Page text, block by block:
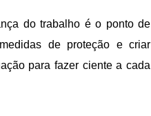
do trabalho é o ponto de
de proteção e criar
para fazer ciente a cada